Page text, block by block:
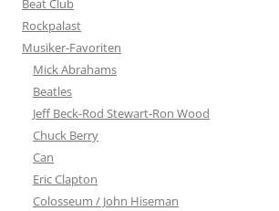
Beat Club
Rockpalast
Musiker-Favoriten
Mick Abrahams
Beatles
Jeff Beck-Rod Stewart-Ron Wood
Chuck Berry
Can
Eric Clapton
Colosseum / John Hiseman